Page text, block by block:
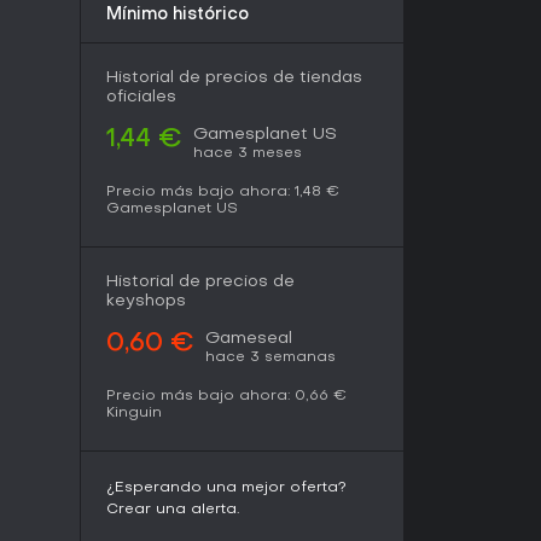
de acción con estilo retro. El título sigue
y un juego directo y sin complicaciones por
Mínimo histórico
Historial de precios de tiendas
oficiales
1,44 € Gamesplanet US
hace 3 meses
Precio más bajo ahora: 1,48 €
Gamesplanet US
Historial de precios de
keyshops
0,60 € Gameseal
hace 3 semanas
Precio más bajo ahora: 0,66 €
Kinguin
¿Esperando una mejor oferta?
Crear una alerta.